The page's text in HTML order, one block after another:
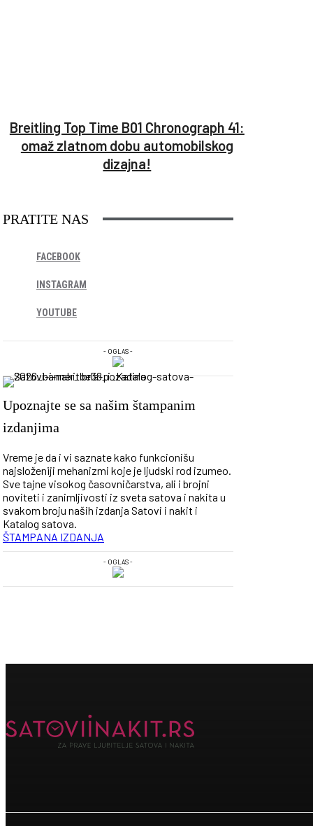
Breitling Top Time B01 Chronograph 41:
omaž zlatnom dobu automobilskog
dizajna!
PRATITE NAS
FACEBOOK
INSTAGRAM
YOUTUBE
- OGLAS -
Upoznajte se sa našim štampanim
izdanjima
Vreme je da i vi saznate kako funkcionišu
najsloženiji mehanizmi koje je ljudski rod izumeo.
Sve tajne visokog časovničarstva, ali i brojni
noviteti i zanimljivosti iz sveta satova i nakita u
svakom broju naših izdanja Satovi i nakit i
Katalog satova.
ŠTAMPANA IZDANJA
- OGLAS -